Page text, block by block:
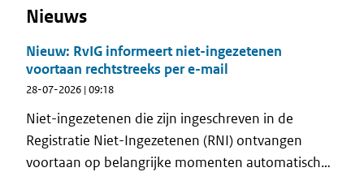
Nieuws
Nieuw: RvIG informeert niet-ingezetenen
voortaan rechtstreeks per e-mail
28-07-2026 | 09:18
Niet-ingezetenen die zijn ingeschreven in de
Registratie Niet-Ingezetenen (RNI) ontvangen
voortaan op belangrijke momenten automatisch